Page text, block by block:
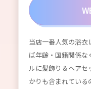
当店一番人気の浴
ば年齢・国籍関係な
ルに髪飾り＆ヘアセ
かりも含まれている